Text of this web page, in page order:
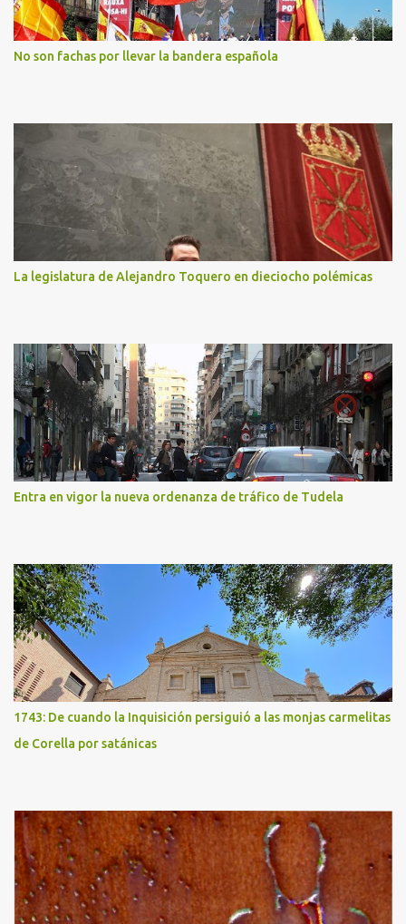
No son fachas por llevar la bandera española
La legislatura de Alejandro Toquero en dieciocho polémicas
Entra en vigor la nueva ordenanza de tráfico de Tudela
1743: De cuando la Inquisición persiguió a las monjas carmelitas
de Corella por satánicas